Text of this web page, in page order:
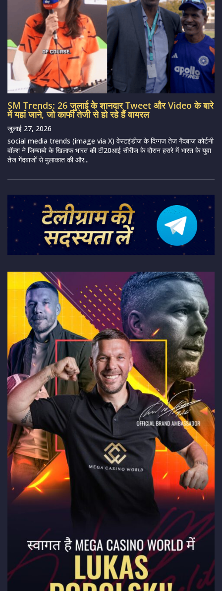
SM Trends: 26 जुलाई के शानदार Tweet और Video के बारे
में यहां जाने, जो काफी तेजी से हो रहे हैं वायरल
जुलाई 27, 2026
social media trends (image via X) वेस्टइंडीज के दिग्गज तेज गेंदबाज कोर्टनी
वॉल्श ने जिम्बाब्वे के खिलाफ भारत की टी20आई सीरीज के दौरान हरारे में भारत के युवा
तेज गेंदबाजों से मुलाकात की और...